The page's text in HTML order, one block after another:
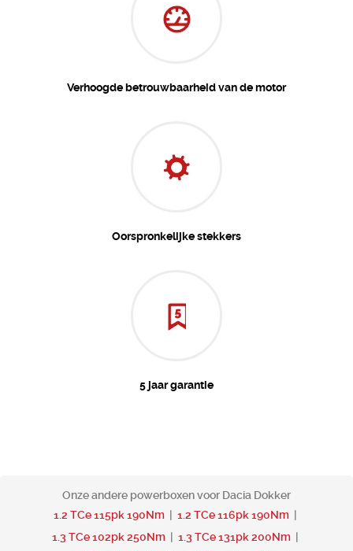
Verhoogde betrouwbaarheid van de motor
Oorspronkelijke stekkers
5 jaar garantie
Onze andere powerboxen voor Dacia Dokker
1.2 TCe 115pk 190Nm
1.2 TCe 116pk 190Nm
1.3 TCe 102pk 250Nm
1.3 TCe 131pk 200Nm